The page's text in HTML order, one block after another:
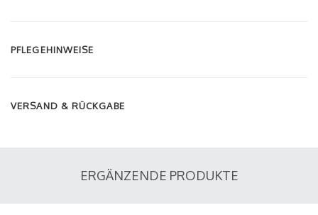
PFLEGEHINWEISE
VERSAND & RÜCKGABE
ERGÄNZENDE PRODUKTE